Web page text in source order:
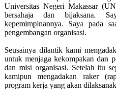
Universitas Negeri Makassar
bersahaja dan bijaksana.
kepemimpinannya. Saya pada
pengembangan organisasi.
Seusainya dilantik kami
untuk menjaga kekompakan dan
dan misi organisasi. Setelah itu
kamipun mengadakan raker
program kerja yang akan